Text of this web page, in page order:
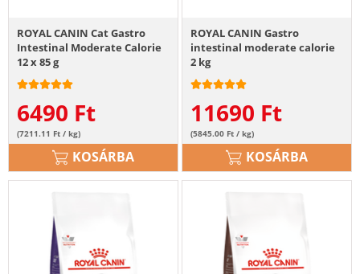
ROYAL CANIN Cat Gastro
Intestinal Moderate Calorie
12 x 85 g
6490 Ft
(7211.11 Ft / kg)
KOSÁRBA
ROYAL CANIN Gastro
intestinal moderate calorie
2 kg
11690 Ft
(5845.00 Ft / kg)
KOSÁRBA